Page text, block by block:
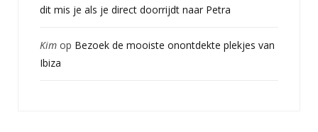
dit mis je als je direct doorrijdt naar Petra
Kim op Bezoek de mooiste onontdekte plekjes van
Ibiza